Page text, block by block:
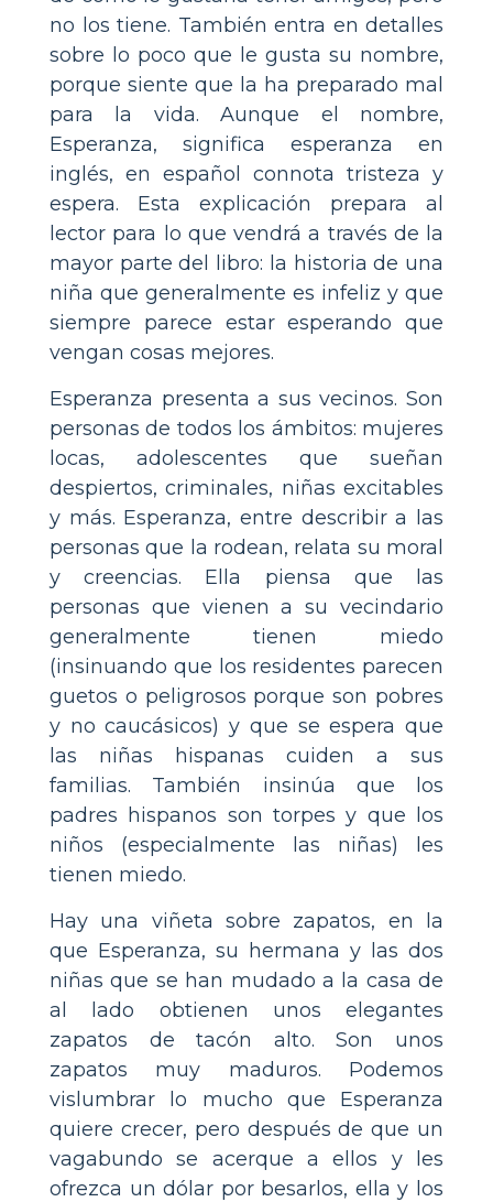
no los tiene. También entra en detalles
sobre lo poco que le gusta su nombre,
porque siente que la ha preparado mal
para la vida. Aunque el nombre,
Esperanza, significa esperanza en
inglés, en español connota tristeza y
espera. Esta explicación prepara al
lector para lo que vendrá a través de la
mayor parte del libro: la historia de una
niña que generalmente es infeliz y que
siempre parece estar esperando que
vengan cosas mejores.
Esperanza presenta a sus vecinos. Son
personas de todos los ámbitos: mujeres
locas, adolescentes que sueñan
despiertos, criminales, niñas excitables
y más. Esperanza, entre describir a las
personas que la rodean, relata su moral
y creencias. Ella piensa que las
personas que vienen a su vecindario
generalmente tienen miedo
(insinuando que los residentes parecen
guetos o peligrosos porque son pobres
y no caucásicos) y que se espera que
las niñas hispanas cuiden a sus
familias. También insinúa que los
padres hispanos son torpes y que los
niños (especialmente las niñas) les
tienen miedo.
Hay una viñeta sobre zapatos, en la
que Esperanza, su hermana y las dos
niñas que se han mudado a la casa de
al lado obtienen unos elegantes
zapatos de tacón alto. Son unos
zapatos muy maduros. Podemos
vislumbrar lo mucho que Esperanza
quiere crecer, pero después de que un
vagabundo se acerque a ellos y les
ofrezca un dólar por besarlos, ella y los